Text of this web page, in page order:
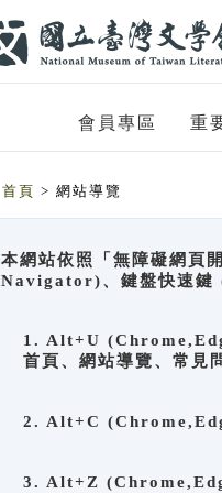
會員專區 重
首頁 > 網站導覽
本網站依照「無障礙網頁
Navigator)、鍵盤快速鍵
1. Alt+U
首頁、網站導覽、常見
2. Alt+C
3. Alt+Z